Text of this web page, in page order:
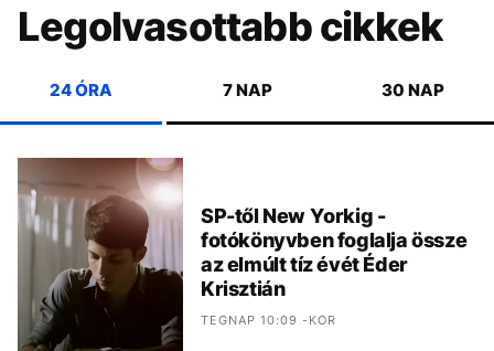
Legolvasottabb cikkek
24 ÓRA 7 NAP 30 NAP
SP-től New Yorkig -
fotókönyvben foglalja össze
az elmúlt tíz évét Éder
Krisztián
TEGNAP 10:09 -KOR